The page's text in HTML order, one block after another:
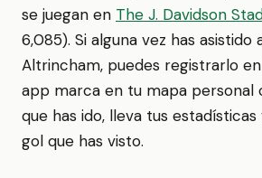
se juegan en The J. Davidson
6,085). Si alguna vez has asistido
Altrincham, puedes registrarlo
app marca en tu mapa personal
que has ido, lleva tus
gol que has visto.